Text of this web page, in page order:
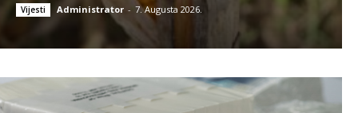
Vijesti Administrator - 7. Augusta 2026.